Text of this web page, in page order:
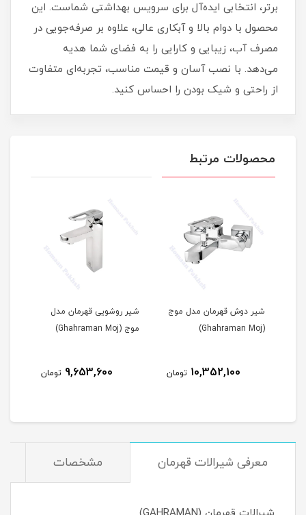
برتر، انتخابی ایده‌آل برای سرویس بهداشتی شماست. این
محصول با دوام بالا و آبکاری عالی، علاوه بر صرفه‌جویی در
مصرف آب، زیبایی و کارایی را به فضای شما هدیه
می‌دهد. با نصب آسان و قیمت مناسب، تجربه‌ای متفاوت
از راحتی و شیک بودن را احساس کنید.
محصولات مرتبط
شیر دوش قهرمان مدل موج
(Ghahraman Moj)
10,352,100 تومان
شیر روشویی قهرمان مدل
موج (Ghahraman Moj)
9,653,600 تومان
معرفی شیرالات قهرمان مشخصات